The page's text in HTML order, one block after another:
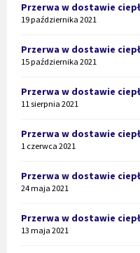
Przerwa w dostawie
19 października 2021
Przerwa w dostawie
15 października 2021
Przerwa w dostawie
11 sierpnia 2021
Przerwa w dostawie
1 czerwca 2021
Przerwa w dostawie
24 maja 2021
Przerwa w dostawie
13 maja 2021